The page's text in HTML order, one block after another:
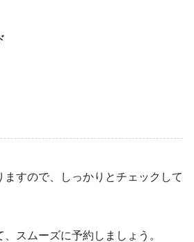
ますので、しっかりとチェックして
スムーズに予約しましょう。